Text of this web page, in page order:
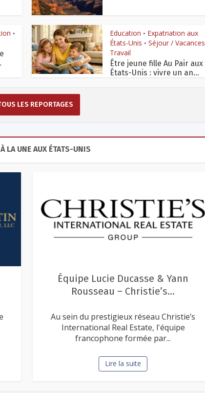
• Education • Expatriation aux
États-Unis • Séjour / Vacances
Travail
Être jeune fille Au Pair aux
États-Unis : vivre un an...
LES REPORTAGES
LA UNE AUX ÉTATS-UNIS
Elwood Transport USA
Elwood Transport USA est votre
partenaire de confiance pour des
déménagements et transports...
Lire la suite